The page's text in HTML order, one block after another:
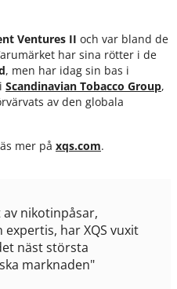
Ventures II och var bland de
har sina rötter i de
, men har idag sin bas i
Scandinavian Tobacco Group,
av den globala
mer på xqs.com.
nikotinpåsar,
har XQS vuxit
näst största
marknaden"